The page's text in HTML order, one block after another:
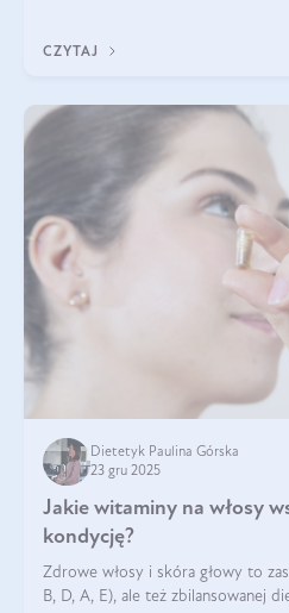
CZYTAJ
Dietetyk Paulina Górska
23 gru 2025
Jakie witaminy na włosy
kondycję?
Zdrowe włosy i skóra głowy to
B, D, A, E), ale też zbilansowanej